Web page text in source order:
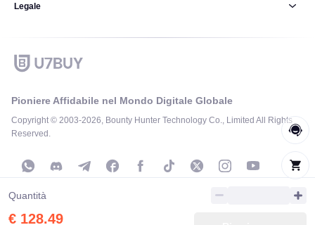
Quantità
€ 128.49
Pioniere Affidabile nel Mondo Digitale Globale
Copyright © 2003-2026, Bounty Hunter Technology Co., Limited All Rights
Reserved.
Legale
I nomi registrati e i marchi sono di proprietà e tutelati da copyright dai